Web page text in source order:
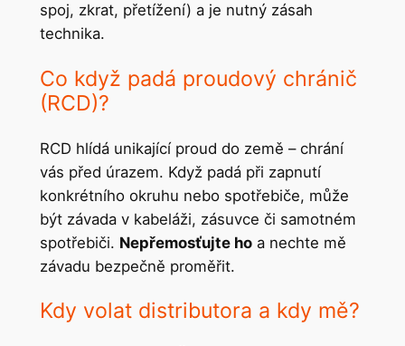
spoj, zkrat, přetížení) a je nutný zásah
technika.
Co když padá proudový chránič
(RCD)?
RCD hlídá unikající proud do země – chrání
vás před úrazem. Když padá při zapnutí
konkrétního okruhu nebo spotřebiče, může
být závada v kabeláži, zásuvce či samotném
spotřebiči. Nepřemosťujte hoa nechte mě
závadu bezpečně proměřit.
Kdy volat distributora a kdy mě?